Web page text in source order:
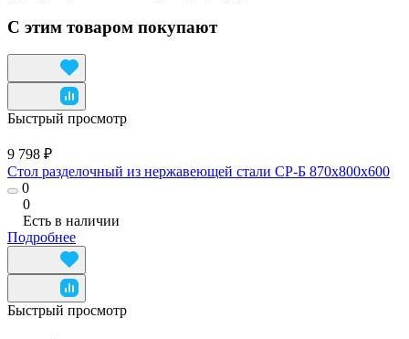
С этим товаром покупают
Быстрый просмотр
9 798 ₽
Стол разделочный из нержавеющей стали СР-Б 870x800x600
0
0
Есть в наличии
Подробнее
Быстрый просмотр